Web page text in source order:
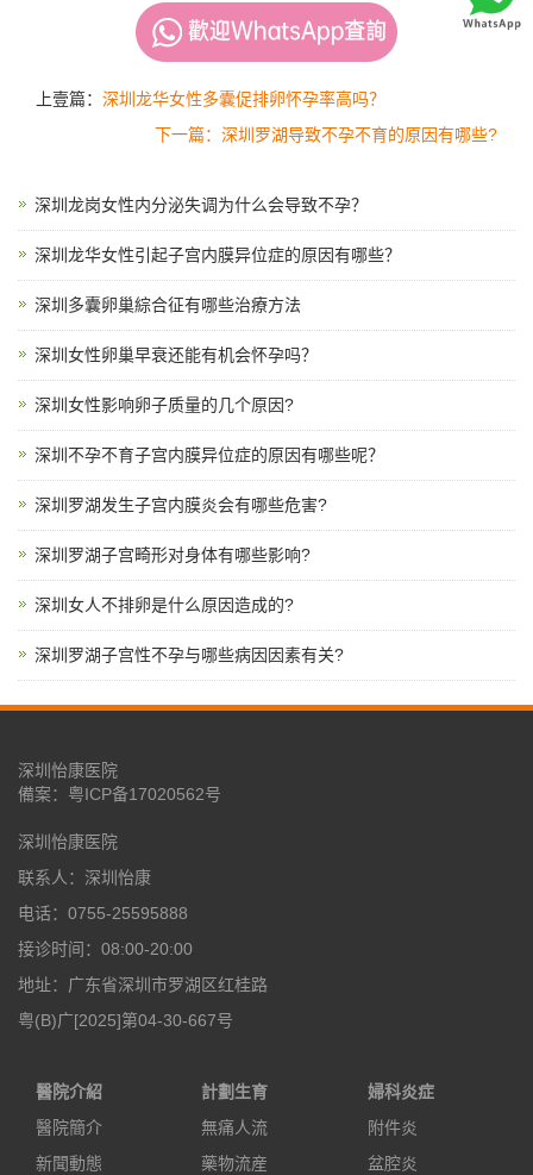
上壹篇： 深圳龙华女性多囊促排卵怀孕率高吗？
下一篇：深圳罗湖导致不孕不育的原因有哪些?
深圳龙岗女性内分泌失调为什么会导致不孕？
深圳龙华女性引起子宫内膜异位症的原因有哪些？
深圳多囊卵巢綜合征有哪些治療方法
深圳女性卵巢早衰还能有机会怀孕吗？
深圳女性影响卵子质量的几个原因?
深圳不孕不育子宫内膜异位症的原因有哪些呢？
深圳罗湖发生子宫内膜炎会有哪些危害?
深圳罗湖子宫畸形对身体有哪些影响?
深圳女人不排卵是什么原因造成的?
深圳罗湖子宫性不孕与哪些病因因素有关?
深圳怡康医院
備案： 粤ICP备17020562号
深圳怡康医院
联系人：深圳怡康
电话：0755-25595888
接诊时间：08:00-20:00
地址：广东省深圳市罗湖区红桂路
粤(B)广[2025]第04-30-667号
醫院介紹
醫院簡介
新聞動態
計劃生育
無痛人流
藥物流産
婦科炎症
附件炎
盆腔炎